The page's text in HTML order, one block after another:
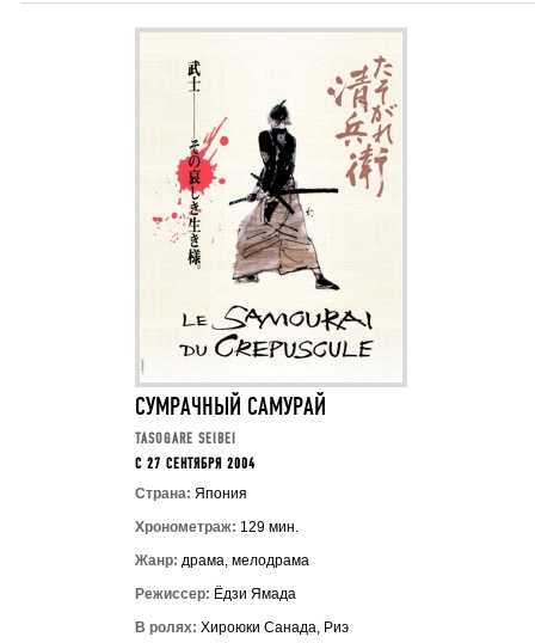
СУМРАЧНЫЙ САМУРАЙ
TASOGARE SEIBEI
C 27 СЕНТЯБРЯ 2004
Страна: Япония
Хронометраж: 129 мин.
Жанр: драма, мелодрама
Режиссер: Ёдзи Ямада
В ролях: Хироюки Санада, Риэ